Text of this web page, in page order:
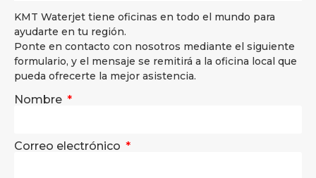
KMT Waterjet tiene oficinas en todo el mundo para
ayudarte en tu región.
Ponte en contacto con nosotros mediante el siguiente
formulario, y el mensaje se remitirá a la oficina local que
pueda ofrecerte la mejor asistencia.
Nombre
Correo electrónico